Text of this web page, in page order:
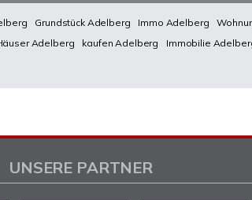
Grundstück Adelberg Immo Adelberg
Adelberg kaufen Adelberg Immobilie
UNSERE PARTNER